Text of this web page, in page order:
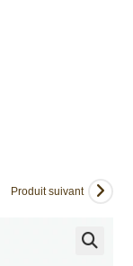
Produit suivant